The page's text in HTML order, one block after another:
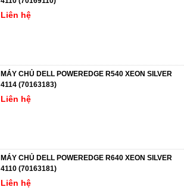
Liên hệ
MÁY CHỦ DELL POWEREDGE R540 XEON SILVER
4114 (70163183)
Liên hệ
MÁY CHỦ DELL POWEREDGE R640 XEON SILVER
4110 (70163181)
Liên hệ